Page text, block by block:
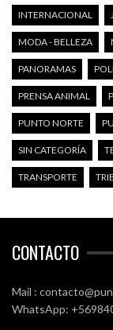
INTERNACIONAL
MODA - BELLEZA
PANORAMAS
PRENSA ANIMAL
PUNTO NORTE
SIN CATEGORÍA
TRANSPORTE
CONTACTO
Mail :
WhatsApp: